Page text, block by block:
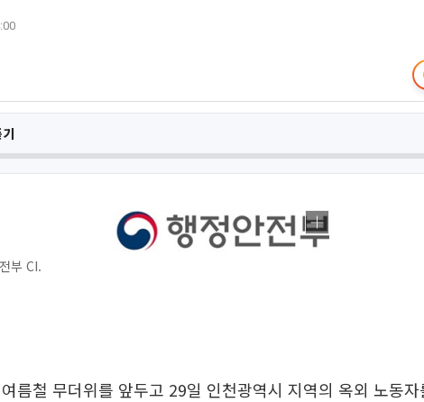
부 CI.
름철 무더위를 앞두고 29일 인천광역시 지역의 옥외 노동